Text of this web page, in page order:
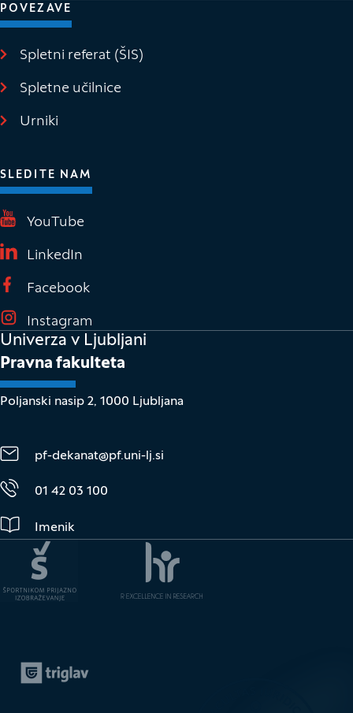
POVEZAVE
Spletni referat (ŠIS)
Spletne učilnice
Urniki
SLEDITE NAM
YouTube
LinkedIn
Facebook
Instagram
Univerza v Ljubljani
Pravna fakulteta
Poljanski nasip 2, 1000 Ljubljana
pf-dekanat@pf.uni-lj.si
01 42 03 100
Imenik